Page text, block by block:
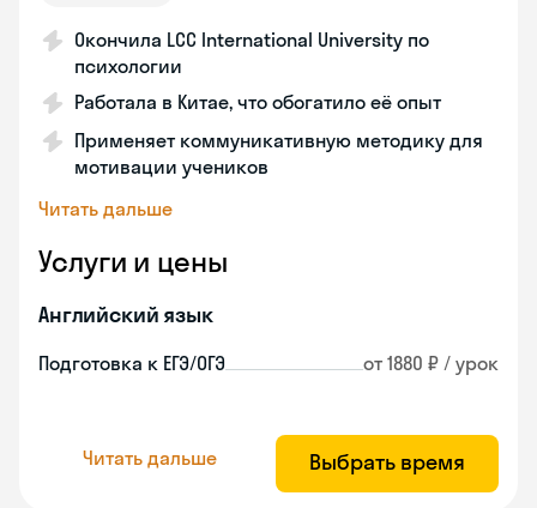
Окончила LCC International University по
психологии
Работала в Китае, что обогатило её опыт
Применяет коммуникативную методику для
мотивации учеников
Читать дальше
Услуги и цены
Английский язык
Подготовка к ЕГЭ/ОГЭ от 1880 ₽ / урок
Читать дальше Выбрать время